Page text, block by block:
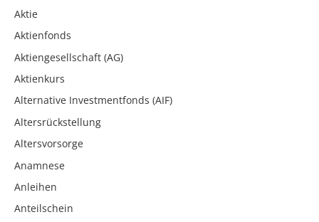
Aktie
Aktienfonds
Aktiengesellschaft (AG)
Aktienkurs
Alternative Investmentfonds (AIF)
Altersrückstellung
Altersvorsorge
Anamnese
Anleihen
Anteilschein